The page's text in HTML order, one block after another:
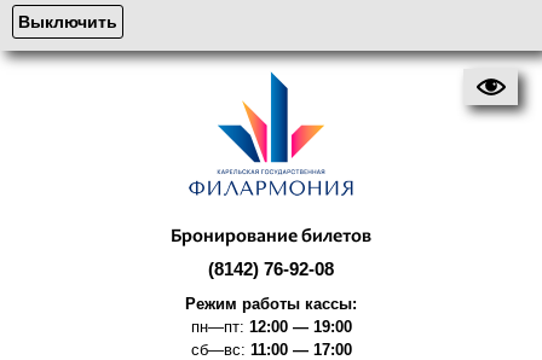
Выключить
Бронирование билетов
(8142) 76-92-08
Режим работы кассы:
пн—пт: 12:00 — 19:00
сб—вс: 11:00 — 17:00